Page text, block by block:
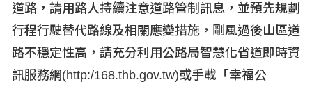
道路，請用路人持續注意道路管制訊息，並預先規劃
行程行駛替代路線及相關應變措施，剛風過後山區道
路不穩定性高，請充分利用公路局智慧化省道即時資
訊服務網(http:/168.thb.gov.tw)或手載「幸福公